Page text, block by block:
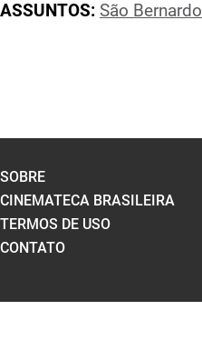
ASSUNTOS: São Bernardo
SOBRE
CINEMATECA BRASILEIRA
TERMOS DE USO
CONTATO